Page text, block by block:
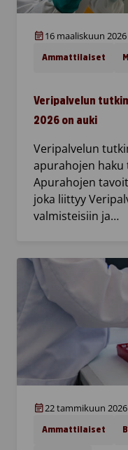
16 maaliskuun 2026
Ammattilaiset
Veripalvelun
2026 on auki
Veripalvelun
apurahojen
Apurahojen
joka liittyy
valmisteisiin ja…
22 tammikuun 2026
Ammattilaiset